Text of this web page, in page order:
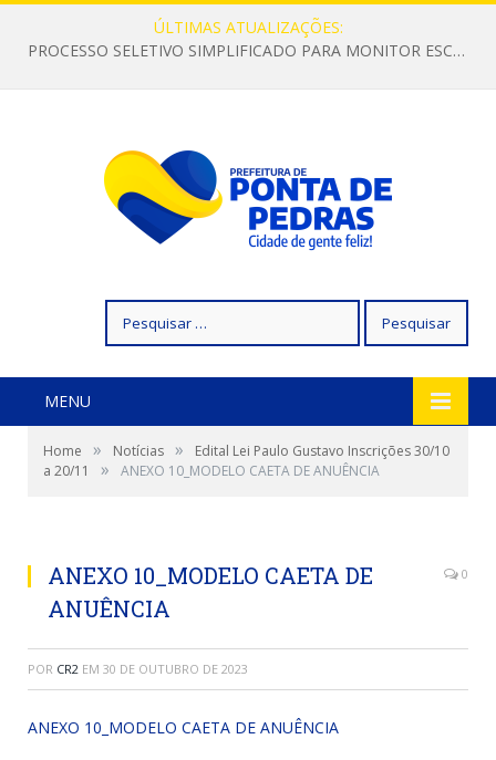
ÚLTIMAS ATUALIZAÇÕES:
PROCESSO SELETIVO SIMPLIFICADO PARA MONITOR ESCOLAR
por:
MENU
Home » Notícias »
Edital Lei Paulo Gustavo Inscrições 30/10
a 20/11
» ANEXO 10_MODELO CAETA DE ANUÊNCIA
ANEXO 10_MODELO CAETA DE
ANUÊNCIA
0
POR CR2 EM 30 DE OUTUBRO DE 2023
ANEXO 10_MODELO CAETA DE ANUÊNCIA